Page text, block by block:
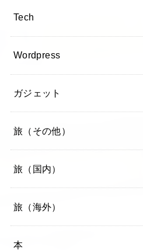
Tech
Wordpress
ガジェット
旅（その他）
旅（国内）
旅（海外）
本